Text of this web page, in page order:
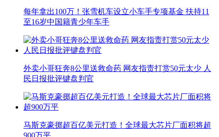
每年拿出100万！张雪机车设立小车手专项基金 扶持11
至16岁中国籍青少年车手
外卖小哥狂奔8公里送救命药 网友指责打赏50元太少 人
民日报批评键盘判官
马斯克豪掷超百亿美元打造！全球最大芯片厂面积将超
900万平